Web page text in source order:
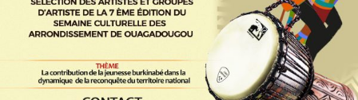
Avis 0
Laisser un avis Ajouter aux favoris